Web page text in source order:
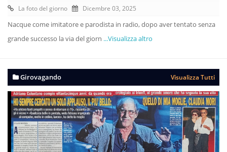
La foto del giorno Dicembre 03, 2025
Nacque come imitatore e parodista in radio, dopo aver tentato senza
grande successo la via del giorn ...Visualizza altro
Girovagando Visualizza Tutti